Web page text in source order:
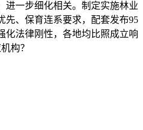
进一步细化相关。制定实施林业
先、保育连系要求，配套发布95
化法律刚性，各地均比照成立响
构？